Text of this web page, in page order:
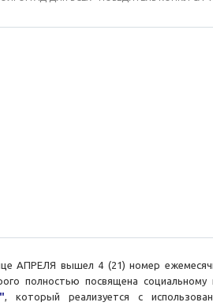
АПРЕЛЯ вышел 4 (21) номер
полностью посвящена социальному
, который реализуется с